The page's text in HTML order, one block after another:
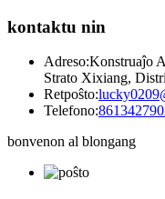
kontaktu nin
Adreso:Konstruaĵo
Strato Xixiang,
Retpoŝto:
Telefono:
bonvenon al blongang